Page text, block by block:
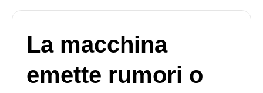
La macchina
emette rumori o